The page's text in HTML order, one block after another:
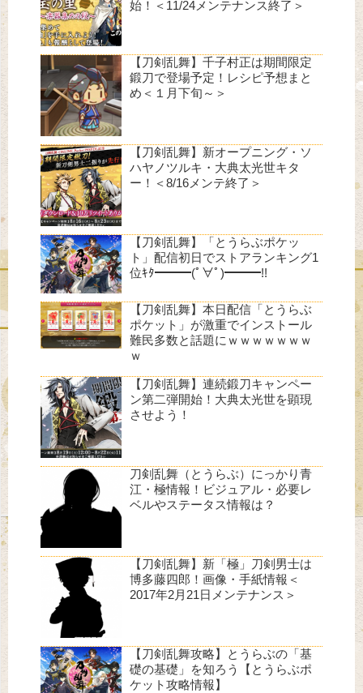
始！＜11/24メンテナンス終了＞
【刀剣乱舞】千子村正は期間限定
鍛刀で登場予定！レシピ予想まと
め＜１月下旬～＞
【刀剣乱舞】新オープニング・ソ
ハヤノツルキ・大典太光世キタ
ー！＜8/16メンテ終了＞
【刀剣乱舞】「とうらぶポケッ
ト」配信初日でストアランキング1
位ｷﾀ━━━(ﾟ∀ﾟ)━━━!!
【刀剣乱舞】本日配信「とうらぶ
ポケット」が激重でインストール
難民多数と話題にｗｗｗｗｗｗｗ
ｗ
【刀剣乱舞】連続鍛刀キャンペー
ン第二弾開始！大典太光世を顕現
させよう！
刀剣乱舞（とうらぶ）にっかり青
江・極情報！ビジュアル・必要レ
ベルやステータス情報は？
【刀剣乱舞】新「極」刀剣男士は
博多藤四郎！画像・手紙情報＜
2017年2月21日メンテナンス＞
【刀剣乱舞攻略】とうらぶの「基
礎の基礎」を知ろう【とうらぶポ
ケット攻略情報】